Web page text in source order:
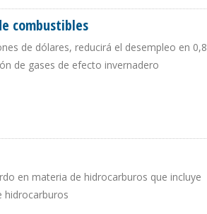
combustibles
de dólares, reducirá el desempleo en 0,8
de gases de efecto invernadero
en materia de hidrocarburos que incluye
hidrocarburos